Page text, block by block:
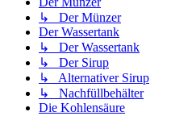
↳ Der Münzer
Der Wassertank
↳ Der Wassertank
↳ Der Sirup
↳ Alternativer Sirup
↳ Nachfüllbehälter
Die Kohlensäure